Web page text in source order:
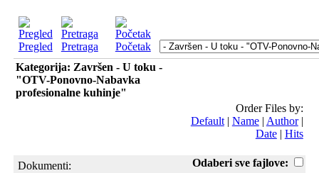
Pregled Pretraga
Početak
Kategorija: Završen - U toku -
"OTV-Ponovno-Nabavka
profesionalne kuhinje"
Order Files by:
Default| Name| Author|
Date| Hits
Odaberi sve fajlove:
Dokumenti: